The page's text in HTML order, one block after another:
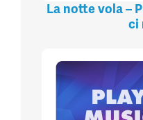
La notte vola –
ci